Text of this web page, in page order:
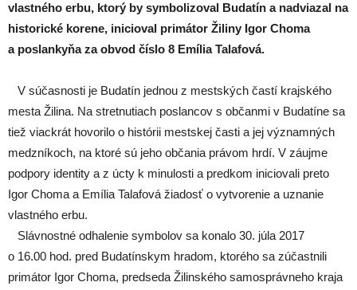
vlastného erbu, ktorý by symbolizoval Budatín a nadviazal na
historické korene, inicioval primátor Žiliny Igor Choma
a poslankyňa za obvod číslo 8 Emília Talafová.
V súčasnosti je Budatín jednou z mestských častí krajského
mesta Žilina. Na stretnutiach poslancov s občanmi v Budatíne sa
tiež viackrát hovorilo o histórii mestskej časti a jej významných
medzníkoch, na ktoré sú jeho občania právom hrdí. V záujme
podpory identity a z úcty k minulosti a predkom iniciovali preto
Igor Choma a Emília Talafová žiadosť o vytvorenie a uznanie
vlastného erbu.
Slávnostné odhalenie symbolov sa konalo 30. júla 2017
o 16.00 hod. pred Budatínskym hradom, ktorého sa zúčastnili
primátor Igor Choma, predseda Žilinského samosprávneho kraja